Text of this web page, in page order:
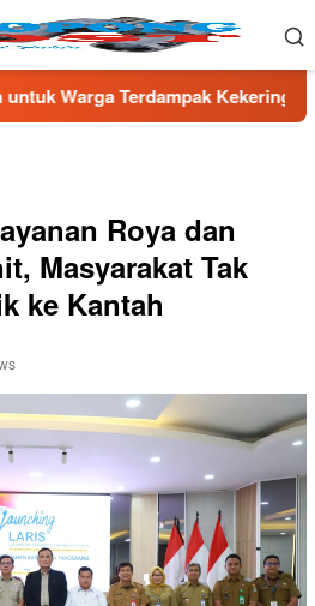
di Kecamatan Kronjo
Roya dan
Masyarakat Tak
ke Kantah